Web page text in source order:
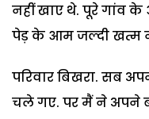
नहीं खाए थे. पूरे गांव
पेड़ के आम जल्दी खत्म
परिवार बिखरा. सब
चले गए. पर मैं ने अपने